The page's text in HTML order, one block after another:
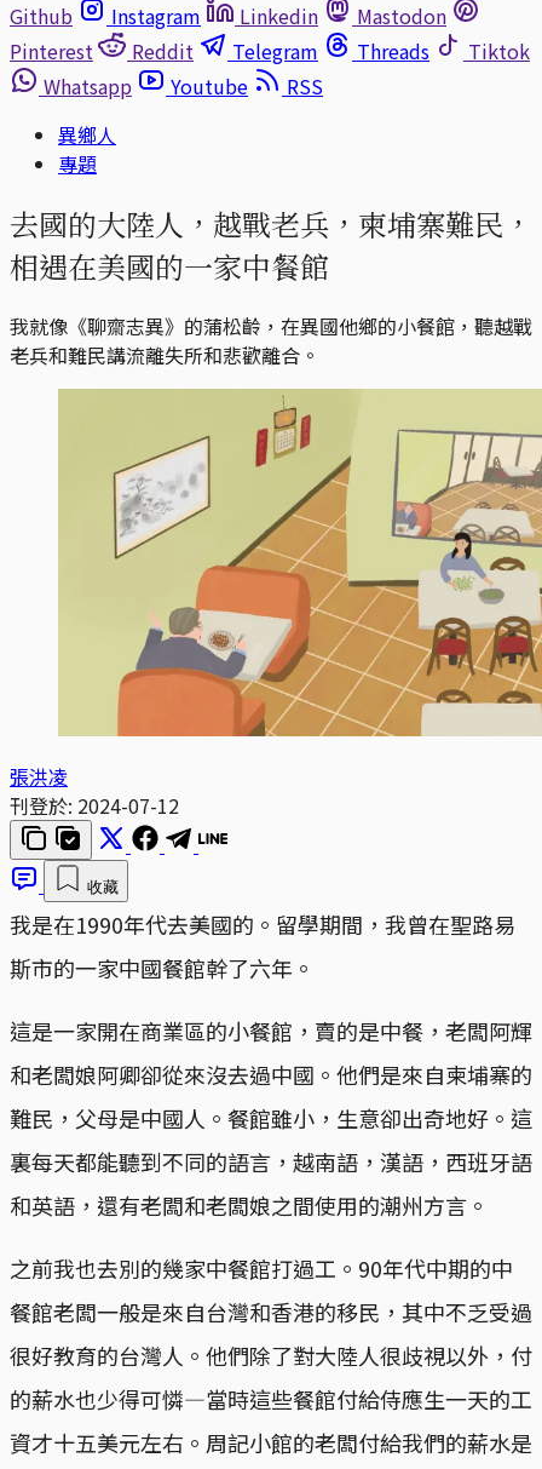
Github
Instagram Linkedin
Mastodon
Pinterest
Reddit Telegram Threads
Tiktok
Whatsapp
Youtube
RSS
異鄉人
專題
去國的大陸人，越戰老兵，柬埔寨難民，
相遇在美國的一家中餐館
我就像《聊齋志異》的蒲松齡，在異國他鄉的小餐館，聽越戰
老兵和難民講流離失所和悲歡離合。
張洪凌
刊登於: 2024-07-12
收藏
我是在1990年代去美國的。留學期間，我曾在聖路易
斯市的一家中國餐館幹了六年。
這是一家開在商業區的小餐館，賣的是中餐，老闆阿輝
和老闆娘阿卿卻從來沒去過中國。他們是來自柬埔寨的
難民，父母是中國人。餐館雖小，生意卻出奇地好。這
裏每天都能聽到不同的語言，越南語，漢語，西班牙語
和英語，還有老闆和老闆娘之間使用的潮州方言。
之前我也去別的幾家中餐館打過工。90年代中期的中
餐館老闆一般是來自台灣和香港的移民，其中不乏受過
很好教育的台灣人。他們除了對大陸人很歧視以外，付
的薪水也少得可憐—當時這些餐館付給侍應生一天的工
資才十五美元左右。周記小館的老闆付給我們的薪水是